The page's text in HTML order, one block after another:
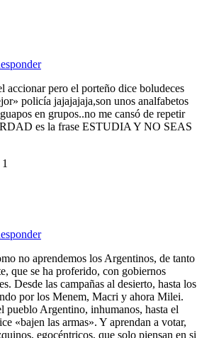
accionar pero el porteño dice boludeces
policía jajajajaja,son unos analfabetos
en grupos..no me cansó de repetir
es la frase ESTUDIA Y NO SEAS
1
no aprendemos los Argentinos, de tanto
que se ha proferido, con gobiernos
Desde las campañas al desierto, hasta los
por los Menem, Macri y ahora Milei.
pueblo Argentino, inhumanos, hasta el
«bajen las armas». Y aprendan a votar,
egocéntricos, que solo piensan en si